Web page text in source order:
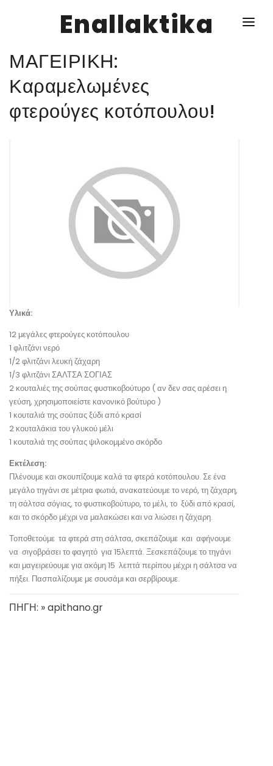
Enallaktika
NEWS
ΥΓΕΙΑ
ΕΝΑΛΛΑΚΤΙΚΑ
ΑΥΤΑΡΚΕΙΑ
ΜΑΓΕΙΡΙΚΗ:
Καραμελωμένες
φτερούγες κοτόπουλου!
Υλικά:
12 μεγάλες φτερούγες κοτόπουλου
1 φλιτζάνι νερό
1/2 φλιτζάνι λευκή ζάχαρη
1/3 φλιτζάνι ΣΑΛΤΣΑ ΣΟΓΙΑΣ
2 κουταλιές της σούπας φυστικοβούτυρο ( αν δεν σας αρέσει η
γεύση, χρησιμοποιείστε κανονικό βούτυρο )
1 κουταλιά της σούπας ξύδι από κρασί
2 κουταλάκια του γλυκού μέλι
1 κουταλιά της σούπας ψιλοκομμένο σκόρδο
Εκτέλεση:
Πλένουμε και σκουπίζουμε καλά τα φτερά κοτόπουλου. Σε ένα
μεγάλο τηγάνι σε μέτρια φωτιά, ανακατεύουμε το νερό, τη ζάχαρη,
τη σάλτσα σόγιας, το φυστικοβούτυρο, το μέλι, το ξύδι από κρασί,
και το σκόρδο μέχρι να μαλακώσει και να λιώσει η ζάχαρη.
Τοποθετούμε τα φτερά στη σάλτσα, σκεπάζουμε και αφήνουμε
να σιγοβράσει το φαγητό για 15λεπτά. Ξεσκεπάζουμε το τηγάνι
και μαγειρεύουμε για ακόμη 15 λεπτά περίπου μέχρι η σάλτσα να
πήξει. Πασπαλίζουμε με σουσάμι και σερβίρουμε.
ΠΗΓΗ: » apithano.gr